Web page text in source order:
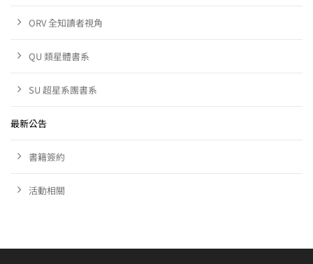
ORV 全知讀者視角
QU 類星體書系
SU 超星系團書系
最新公告
書籍簽約
活動相關